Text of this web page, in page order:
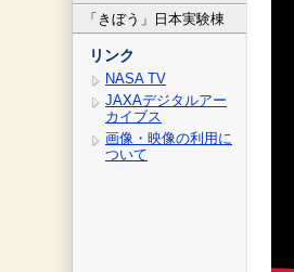
「きぼう」日本実験棟
リンク
NASA TV
JAXAデジタルアー
カイブス
画像・映像の利用に
ついて